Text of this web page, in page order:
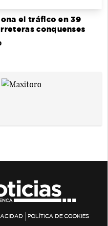
el tráfico en 39
conquenses
POLÍTICA DE COOKIES